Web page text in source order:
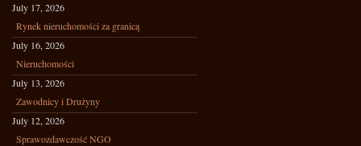
July 17, 2026
Rynek nieruchomości za granicą
July 16, 2026
Nieruchomości
July 13, 2026
Zawodnicy i Drużyny
July 12, 2026
Sprawozdawczość NGO